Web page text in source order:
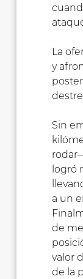
La
y
Sin
logró
a un
de
valor
de la